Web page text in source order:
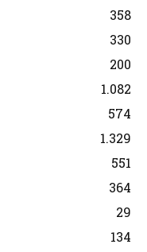
358
330
200
1.082
574
1.329
551
364
29
134